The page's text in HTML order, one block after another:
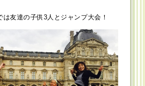
は友達の子供3人とジャンプ大会！